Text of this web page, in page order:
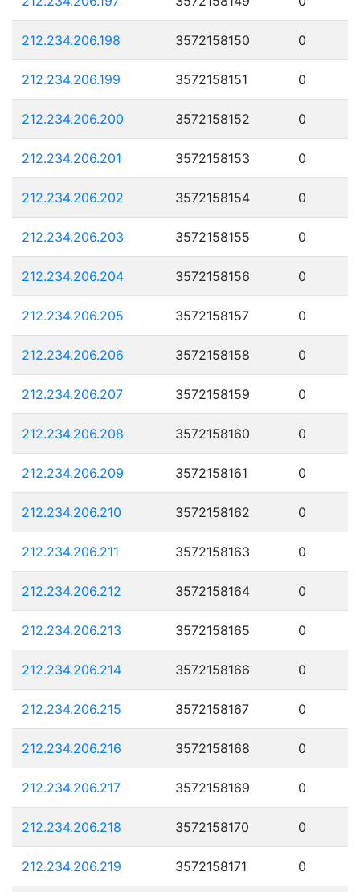
212.234.206.198 3572158150 0
212.234.206.199 3572158151 0
212.234.206.200 3572158152 0
212.234.206.201 3572158153 0
212.234.206.202 3572158154 0
212.234.206.203 3572158155 0
212.234.206.204 3572158156 0
212.234.206.205 3572158157 0
212.234.206.206 3572158158 0
212.234.206.207 3572158159 0
212.234.206.208 3572158160 0
212.234.206.209 3572158161 0
212.234.206.210 3572158162 0
212.234.206.211 3572158163 0
212.234.206.212 3572158164 0
212.234.206.213 3572158165 0
212.234.206.214 3572158166 0
212.234.206.215 3572158167 0
212.234.206.216 3572158168 0
212.234.206.217 3572158169 0
212.234.206.218 3572158170 0
212.234.206.219 3572158171 0